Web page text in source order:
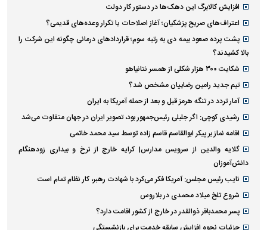
افزایش کالابرگ این دهک‌ها در دستور کار دولت
اعتراف‌های صریح پزشکیان؛ آغاز اصلاحات یا تکرار وعده‌های قدیمی؟
پشت پرده صعود بیمه دی به رتبه سوم؛ قراردادهای درمانی چگونه این شرکت را
بالا کشیدند؟
شکایت ۳۰۰ هزار شکلی از همسر نتانیاهو
تیم جدید رامین رضاییان مشخص شد؟
آمار تردد در تنگه هرمز قبل و بعد از حمله آمریکا به ایران
رشیدی کوچی: اگر جلیلی رئیس‌جمهور بود، تصویر ایران در جهان متفاوت می‌شد
اقامه نماز بر پیکر ابوالقاسم قاسم زاده توسط سید محمد خاتمی
گلایه والدین از سرویس مدارس| کرایه خارج از نرخ و بیداری زودهنگام
دانش‌آموزان
نایب رئیس مجلس: آمریکا فکر می‌کرد با شهادت رهبر، کار نظام تمام است
شروع تلخ میلاد محمدی در بلاروس
پسر محمدباقر ذوالقدر در خارج از کشور اقامت دارد؟
جزئیات نحوه افزایش سابقه خدمت برای بازنشستگی